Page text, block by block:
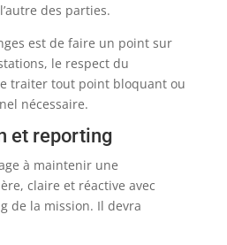
des parties.
est de faire un point sur
le respect du
traiter tout point bloquant ou
nécessaire.
et reporting
à maintenir une
claire et réactive avec
de la mission. Il devra